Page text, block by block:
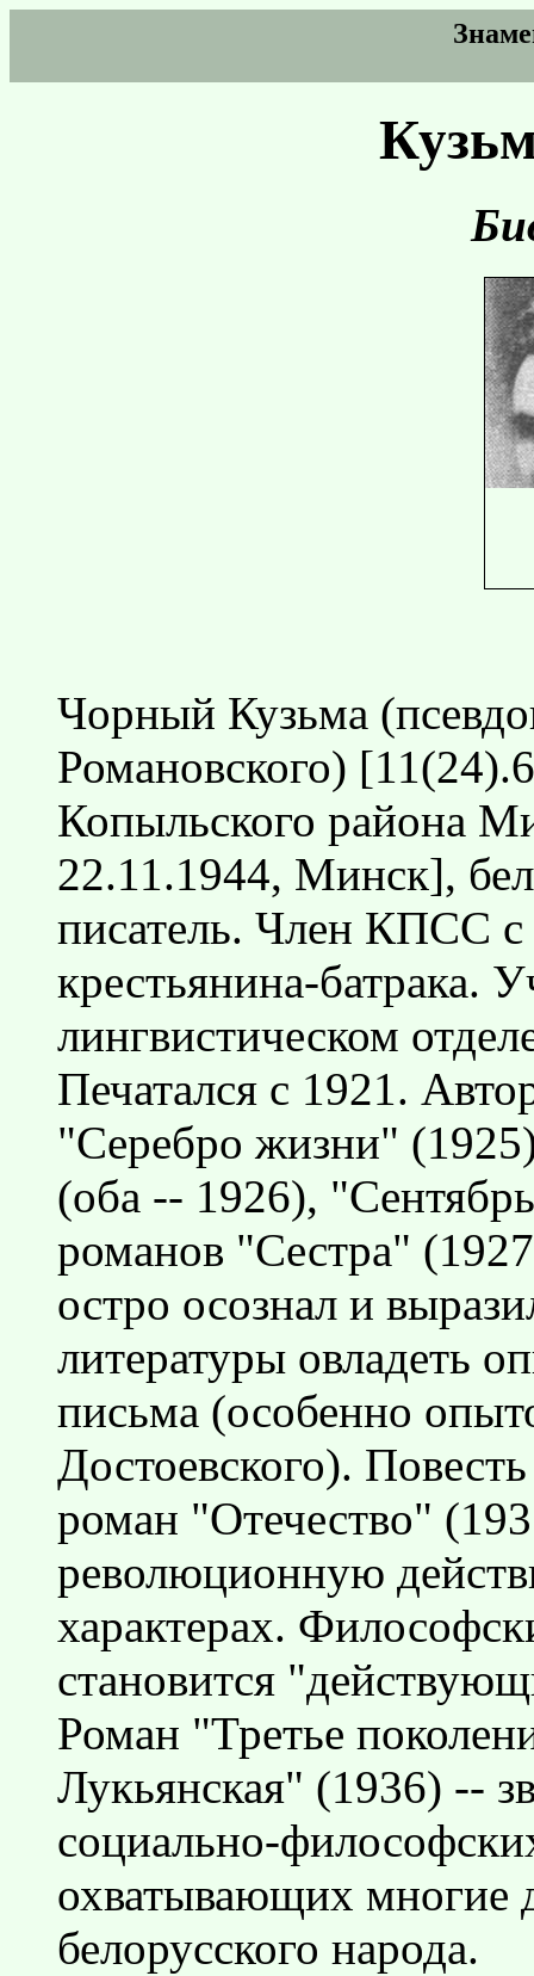
Чорный Кузьма
Романовского)
Копыльского района
22.11.1944, Минск],
писатель. Член КПСС с
крестьянина-батрака.
лингвистическом
Печатался с 1921.
"Серебро жизни"
(оба -- 1926),
романов "Сестра"
остро осознал и
литературы овладеть
письма (особенно
Достоевского).
роман "Отечество"
революционную
характерах.
становится
Роман "Третье
Лукьянская" (1936) --
социально-
охватывающих многие
белорусского народа.